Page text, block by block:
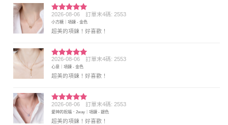
評分5 滿
分 5
2026-08-06 訂單末4碼: 2553
小方糖｜項鍊 - 金色
超美的項鍊！好喜歡！
評分5 滿
分 5
2026-08-06 訂單末4碼: 2553
心意｜項鍊 - 金色
超美的項鍊！好喜歡！
評分5 滿
分 5
2026-08-06 訂單末4碼: 2553
愛神的祝福．2way｜項鍊 - 銀色
超美的項鍊！好喜歡！